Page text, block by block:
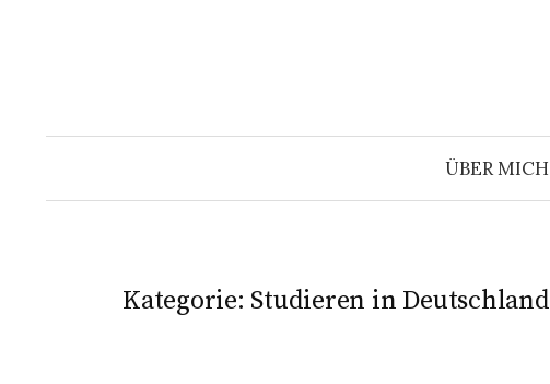
ÜBER MICH
Kategorie: Studieren in Deutschland